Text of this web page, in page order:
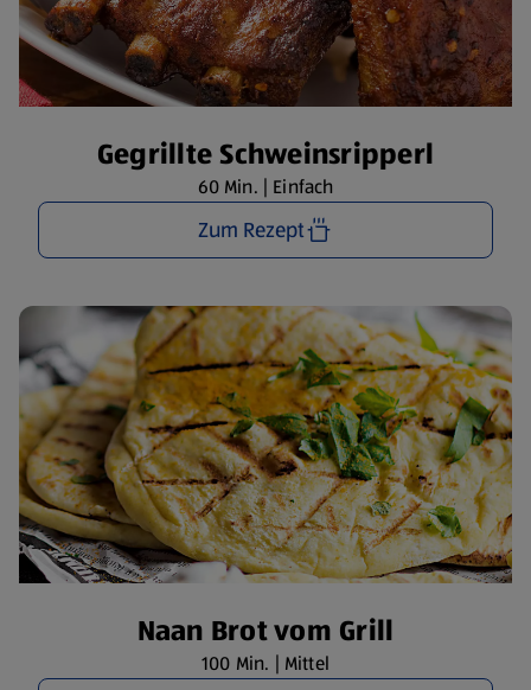
Gegrillte Schweinsripperl
60 Min. | Einfach
Zum Rezept
Naan Brot vom Grill
100 Min. | Mittel